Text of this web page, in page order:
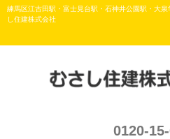
練馬区江古田駅・富士見台駅・石神井公園駅・
し住建株式会社
0120-